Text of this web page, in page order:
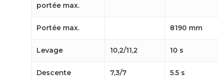
portée max.
Portée max. 8190 mm
Levage 10,2/11,2 10 s
Descente 7,3/7 5.5 s